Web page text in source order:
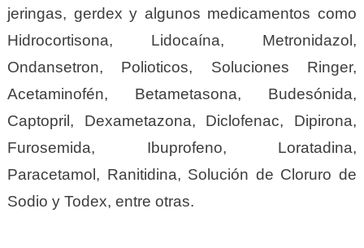
jeringas, gerdex y algunos medicamentos como
Hidrocortisona, Lidocaína, Metronidazol,
Ondansetron, Polioticos, Soluciones Ringer,
Acetaminofén, Betametasona, Budesónida,
Captopril, Dexametazona, Diclofenac, Dipirona,
Furosemida, Ibuprofeno, Loratadina,
Paracetamol, Ranitidina, Solución de Cloruro de
Sodio y Todex, entre otras.